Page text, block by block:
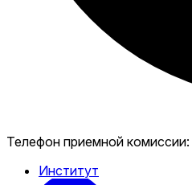
Телефон приемной комиссии:
Институт